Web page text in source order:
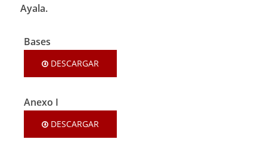
Ayala.
Bases
DESCARGAR
Anexo I
DESCARGAR